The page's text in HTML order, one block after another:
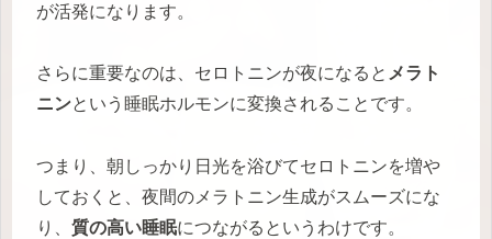
が活発になります。
さらに重要なのは、セロトニンが夜になると メラト
ニンという睡眠ホルモンに変換されることです。
つまり、朝しっかり日光を浴びてセロトニンを増や
しておくと、夜間のメラトニン生成がスムーズにな
り、 質の高い睡眠につながるというわけです。